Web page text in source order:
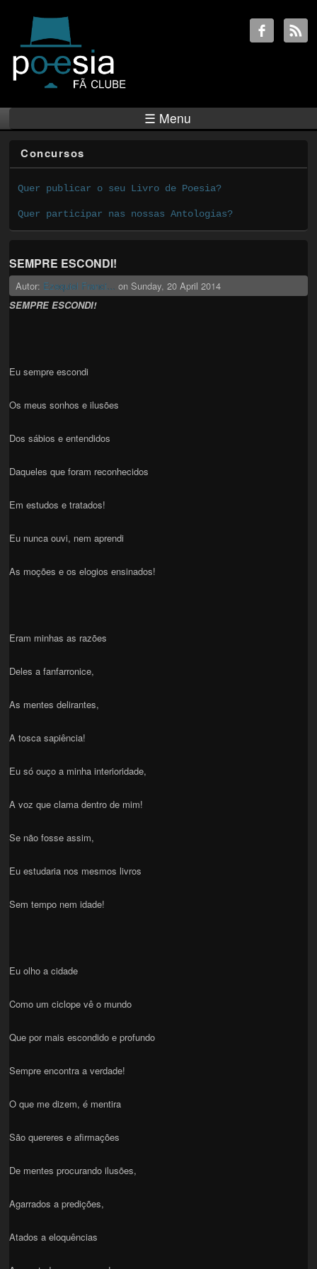
☰ Menu
Concursos
Quer publicar o seu Livro de Poesia?
Quer participar nas nossas Antologias?
SEMPRE ESCONDI!
Autor: Ezequiel Franci... on Sunday, 20 April 2014
SEMPRE ESCONDI!
Eu sempre escondi
Os meus sonhos e ilusões
Dos sábios e entendidos
Daqueles que foram reconhecidos
Em estudos e tratados!
Eu nunca ouvi, nem aprendi
As moções e os elogios ensinados!
Eram minhas as razões
Deles a fanfarronice,
As mentes delirantes,
A tosca sapiência!
Eu só ouço a minha interioridade,
A voz que clama dentro de mim!
Se não fosse assim,
Eu estudaria nos mesmos livros
Sem tempo nem idade!
Eu olho a cidade
Como um ciclope vê o mundo
Que por mais escondido e profundo
Sempre encontra a verdade!
O que me dizem, é mentira
São quereres e afirmações
De mentes procurando ilusões,
Agarrados a predições,
Atados a eloquências